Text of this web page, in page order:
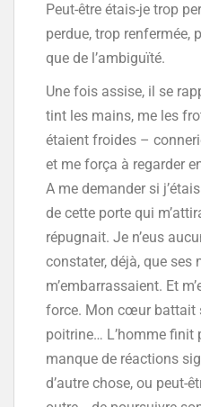
Peut-être étais-je trop
perdue, trop renfermée,
que de l’ambiguïté.
Une fois assise, il se
tint les mains, me les
étaient froides –
et me força à regarder
A me demander si
de cette porte qui
répugnait. Je n’eus
constater, déjà, que ses
m’embarrassaient. Et
force. Mon cœur battait
poitrine… L’homme finit
manque de réactions
d’autre chose, ou peut-